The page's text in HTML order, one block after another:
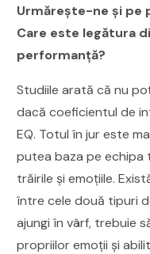
Urmăreşte-ne şi pe
Care este legătura
performanță?
Studiile arată că nu
dacă coeficientul de
EQ. Totul în jur este
putea baza pe echipa
trăirile și emoțiile.
între cele două tipuri
ajungi în vârf, trebuie
propriilor emoții și